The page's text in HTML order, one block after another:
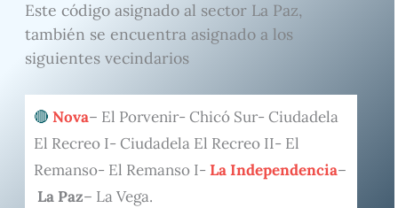
Este código asignado al sector La Paz,
también se encuentra asignado a los
siguientes vecindarios
Nova– El Porvenir- Chicó Sur- Ciudadela
El Recreo I- Ciudadela El Recreo II- El
Remanso- El Remanso I- La Independencia–
La Paz– La Vega.